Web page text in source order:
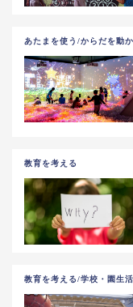
あたまを使う/からだを動
教育を考える
教育を考える/学校・園生活